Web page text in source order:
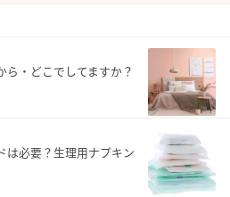
ら・どこでしてますか？
は必要？生理用ナプキン